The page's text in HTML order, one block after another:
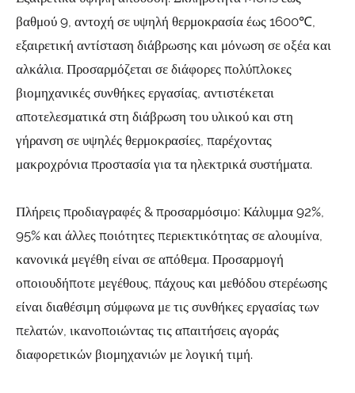
βαθμού 9, αντοχή σε υψηλή θερμοκρασία έως 1600℃,
εξαιρετική αντίσταση διάβρωσης και μόνωση σε οξέα και
αλκάλια. Προσαρμόζεται σε διάφορες πολύπλοκες
βιομηχανικές συνθήκες εργασίας, αντιστέκεται
αποτελεσματικά στη διάβρωση του υλικού και στη
γήρανση σε υψηλές θερμοκρασίες, παρέχοντας
μακροχρόνια προστασία για τα ηλεκτρικά συστήματα.
Πλήρεις προδιαγραφές & προσαρμόσιμο: Κάλυμμα 92%,
95% και άλλες ποιότητες περιεκτικότητας σε αλουμίνα,
κανονικά μεγέθη είναι σε απόθεμα. Προσαρμογή
οποιουδήποτε μεγέθους, πάχους και μεθόδου στερέωσης
είναι διαθέσιμη σύμφωνα με τις συνθήκες εργασίας των
πελατών, ικανοποιώντας τις απαιτήσεις αγοράς
διαφορετικών βιομηχανιών με λογική τιμή.